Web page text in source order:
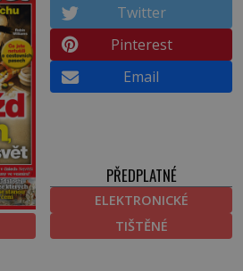
Twitter
Pinterest
Email
PŘEDPLATNÉ
ELEKTRONICKÉ
TIŠTĚNÉ